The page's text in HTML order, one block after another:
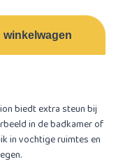
winkelwagen
biedt extra steun bij
in de badkamer of
in vochtige ruimtes en